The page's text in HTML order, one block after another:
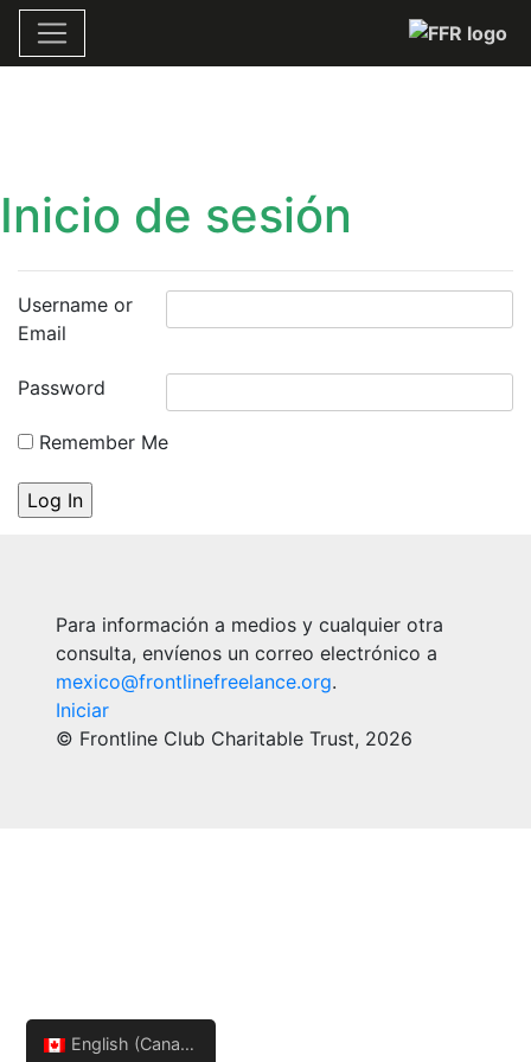
Inicio de sesión
Username or
Email
Password
Remember Me
Para información a medios y cualquier otra
consulta, envíenos un correo electrónico a
mexico@frontlinefreelance.org.
Iniciar
© Frontline Club Charitable Trust, 2026
English (Canada)